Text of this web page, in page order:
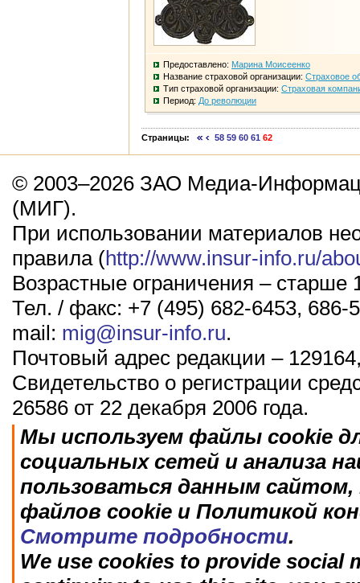
Предоставлено: Марина Моисеенко
Название страховой организации: Страховое
Тип страховой организации: Страховая
Период: До революции
Страницы: 58 59 60 61 62
© 2003–2026 ЗАО Медиа-
(МИГ).
При использовании материалов
правила (http://www.insur-info.ru/
Возрастные ограничения – старше
Тел. / факс: +7 (495) 682-6453, 686-
mail: mig@insur-info.ru.
Почтовый адрес редакции –
Свидетельство о регистрации
26586 от 22 декабря 2006 года.
Мы используем файлы cookie
социальных сетей и анализа
пользоваться данным
файлов cookie и Политикой
Смотрите подробности.
We use cookies to provide social